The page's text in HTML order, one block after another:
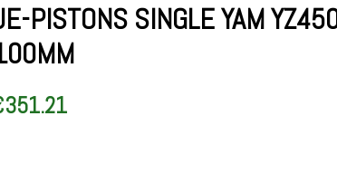
PISTONS SINGLE YAM
351.21